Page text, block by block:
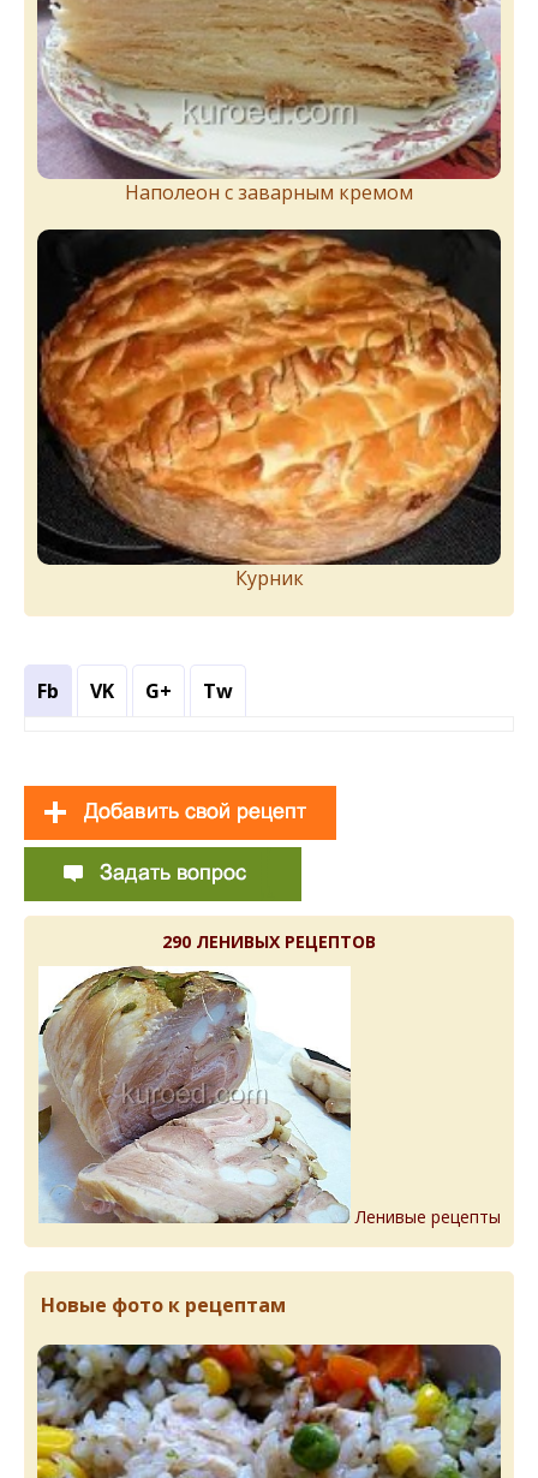
Наполеон с заварным кремом
Курник
Fb VK G+ Tw
290 ЛЕНИВЫХ РЕЦЕПТОВ
Ленивые рецепты
Новые фото к рецептам